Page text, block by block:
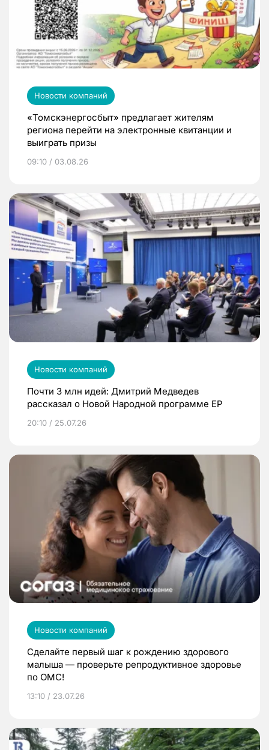
Новости компаний
«Томскэнергосбыт» предлагает жителям
региона перейти на электронные квитанции и
выиграть призы
09:10 / 03.08.26
Новости компаний
Почти 3 млн идей: Дмитрий Медведев
рассказал о Новой Народной программе ЕР
20:10 / 25.07.26
Новости компаний
Сделайте первый шаг к рождению здорового
малыша — проверьте репродуктивное здоровье
по ОМС!
13:10 / 23.07.26